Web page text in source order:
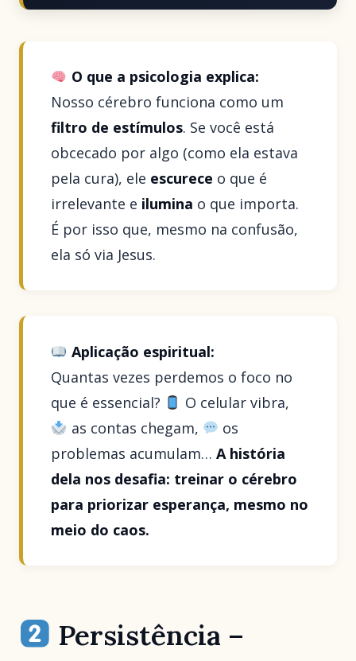
O que a psicologia explica:
Nosso cérebro funciona como um
filtro de estímulos. Se você está
obcecado por algo (como ela estava
pela cura), ele escurece o que é
irrelevante e ilumina o que importa.
É por isso que, mesmo na confusão,
ela só via Jesus.
Aplicação espiritual:
Quantas vezes perdemos o foco no
que é essencial?
O celular vibra,
as contas chegam,
os
problemas acumulam…A história
dela nos desafia: treinar o cérebro
para priorizar esperança, mesmo no
meio do caos.
Persistência –